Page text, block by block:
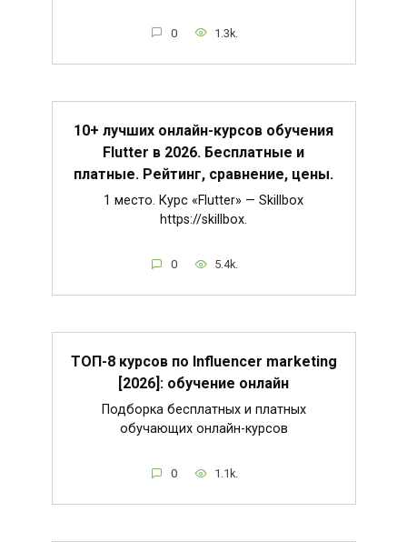
0 1.3k.
10+ лучших онлайн-курсов обучения
Flutter в 2026. Бесплатные и
платные. Рейтинг, сравнение, цены.
1 место. Курс «Flutter» — Skillbox
https://skillbox.
0 5.4k.
ТОП-8 курсов по Influencer marketing
[2026]: обучение онлайн
Подборка бесплатных и платных
обучающих онлайн-курсов
0 1.1k.